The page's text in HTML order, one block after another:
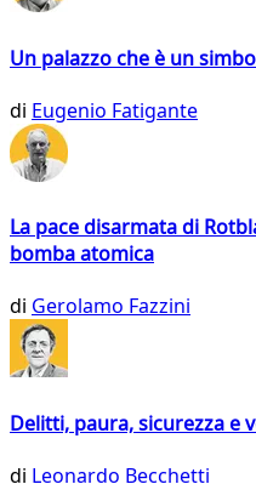
Un palazzo che è un
di Eugenio Fatigante
La pace disarmata di
bomba atomica
di Gerolamo Fazzini
Delitti, paura, sicurezza e
di Leonardo Becchetti